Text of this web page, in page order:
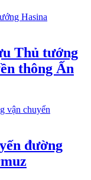
Thủ tướng
thông Ấn
đường